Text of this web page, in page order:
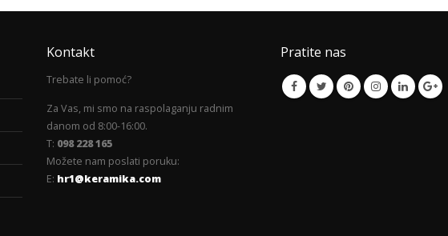
Kontakt
Trebate li pomoć?
Za Vas, mi smo na raspolaganju radnim
danom od 8:00-16:00.
T: 098 228 165
Možete nam poslati poruku:
E: hr1@keramika.com
Pratite nas